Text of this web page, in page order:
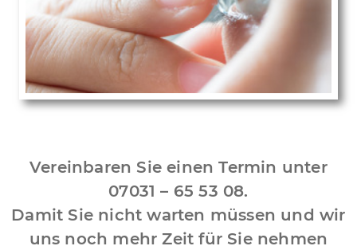
Vereinbaren Sie einen Termin unter
07031 – 65 53 08.
Damit Sie nicht warten müssen und wir
uns noch mehr Zeit für Sie nehmen